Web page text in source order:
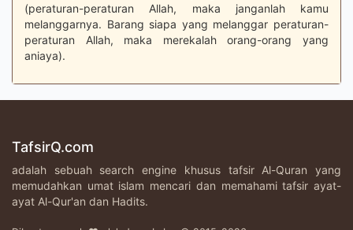
(peraturan-peraturan Allah, maka janganlah kamu
melanggarnya. Barang siapa yang melanggar peraturan-
peraturan Allah, maka merekalah orang-orang yang
aniaya).
TafsirQ.com
adalah sebuah search engine khusus tafsir Al-Quran yang
memudahkan umat islam mencari dan memahami tafsir ayat-
ayat Al-Qur'an dan Hadits.